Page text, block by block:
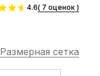
4.6( 7 оценок )
Размерная сетка